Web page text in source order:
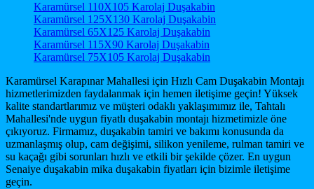
Karamürsel 110X105 Karolaj Duşakabin
Karamürsel 125X130 Karolaj Duşakabin
Karamürsel 65X125 Karolaj Duşakabin
Karamürsel 115X90 Karolaj Duşakabin
Karamürsel 75X105 Karolaj Duşakabin
Karamürsel Karapınar Mahallesi için Hızlı Cam Duşakabin Montajı
hizmetlerimizden faydalanmak için hemen iletişime geçin! Yüksek
kalite standartlarımız ve müşteri odaklı yaklaşımımız ile, Tahtalı
Mahallesi'nde uygun fiyatlı duşakabin montajı hizmetimizle öne
çıkıyoruz. Firmamız, duşakabin tamiri ve bakımı konusunda da
uzmanlaşmış olup, cam değişimi, silikon yenileme, rulman tamiri ve
su kaçağı gibi sorunları hızlı ve etkili bir şekilde çözer. En uygun
Senaiye duşakabin mika duşakabin fiyatları için bizimle iletişime
geçin.